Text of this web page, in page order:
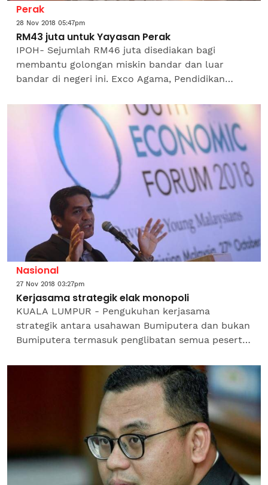
Perak
28 Nov 2018 05:47pm
RM43 juta untuk Yayasan Perak
IPOH- Sejumlah RM46 juta disediakan bagi
membantu golongan miskin bandar dan luar
bandar di negeri ini. Exco Agama, Pendidikan
Perak, Asmuni Awi, daripada...
Nasional
27 Nov 2018 03:27pm
Kerjasama strategik elak monopoli
KUALA LUMPUR - Pengukuhan kerjasama
strategik antara usahawan Bumiputera dan bukan
Bumiputera termasuk penglibatan semua peserta
dan persaingan sihat dalam...